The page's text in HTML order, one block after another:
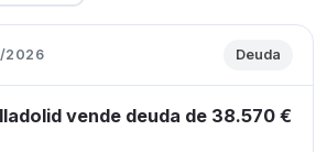
2026 Deuda
vende deuda de 38.570 €